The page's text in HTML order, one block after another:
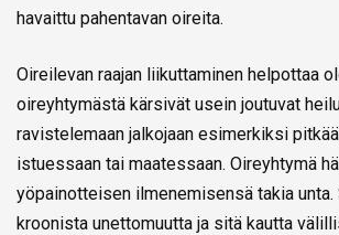
havaittu pahentavan oireita.
Oireilevan raajan liikuttaminen helpottaa
oireyhtymästä kärsivät usein joutuvat
ravistelemaan jalkojaan esimerkiksi
istuessaan tai maatessaan. Oireyhtymä
yöpainotteisen ilmenemisensä takia unta.
kroonista unettomuutta ja sitä kautta